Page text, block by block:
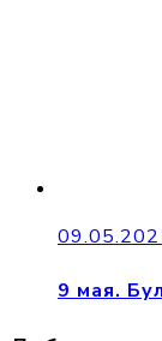
9 мая.